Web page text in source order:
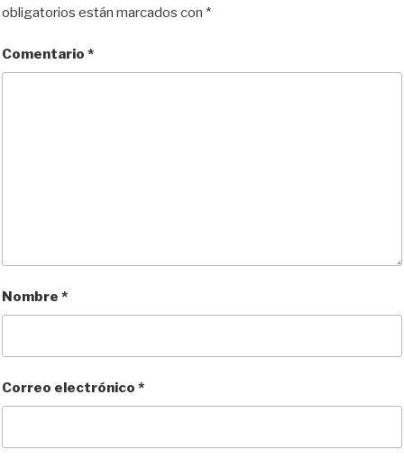
obligatorios están marcados con *
Comentario *
Nombre *
Correo electrónico *